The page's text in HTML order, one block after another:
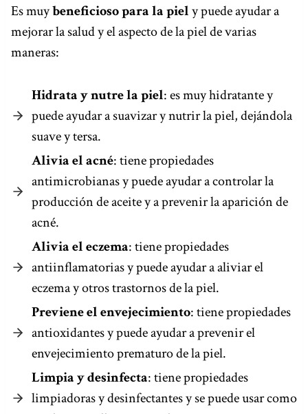
Es muybeneficioso para la piely puede ayudar a
mejorar la salud y el aspecto de la piel de varias
maneras:
Hidrata y nutre la piel: es muy hidratante y
puede ayudar a suavizar y nutrir la piel, dejándola
suave y tersa.
Alivia el acné: tiene propiedades
antimicrobianas y puede ayudar a controlar la
producción de aceite y a prevenir la aparición de
acné.
Alivia el eczema: tiene propiedades
antiinflamatorias y puede ayudar a aliviar el
eczema y otros trastornos de la piel.
Previene el envejecimiento: tiene propiedades
antioxidantes y puede ayudar a prevenir el
envejecimiento prematuro de la piel.
Limpia y desinfecta: tiene propiedades
limpiadoras y desinfectantes y se puede usar como